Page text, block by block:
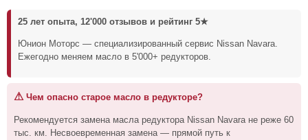
25 лет опыта, 12'000 отзывов и рейтинг 5★
Юнион Моторс — специализированный сервис Nissan Navara.
Ежегодно меняем масло в 5'000+ редукторов.
⚠Чем опасно старое масло в редукторе?
Рекомендуется замена масла редуктора Nissan Navara не реже 60
тыс. км. Несвоевременная замена — прямой путь к